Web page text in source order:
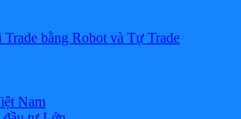
bằng Robot và Tự Trade
Nam